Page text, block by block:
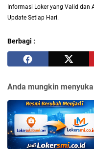
Informasi Loker yang Valid dan
Update Setiap Hari.
Berbagi :
Anda mungkin